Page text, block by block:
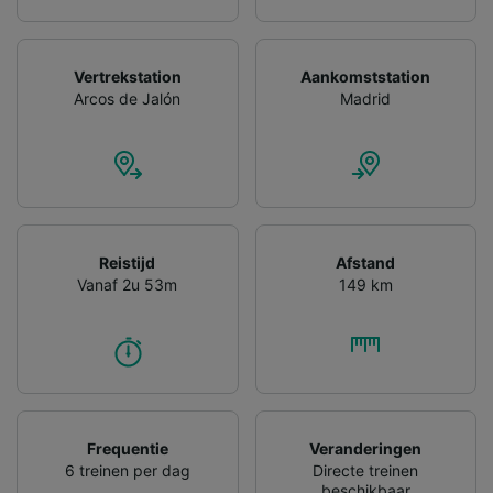
Vertrekstation
Arcos de Jalón
Aankomststation
Madrid
Reistijd
Vanaf 2u 53m
Afstand
149 km
Frequentie
6 treinen per dag
Veranderingen
Directe treinen